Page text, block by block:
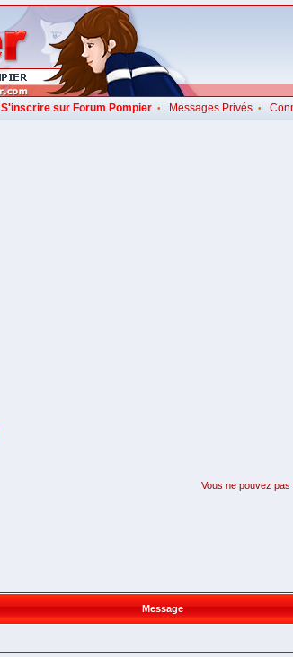
S'inscrire sur Forum Pompier• Messages Privés•
Vous ne pouvez
Message